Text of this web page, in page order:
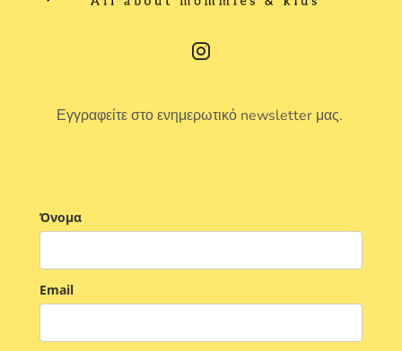
Εγγραφείτε στο ενημερωτικό newsletter μας.
Όνομα
Email